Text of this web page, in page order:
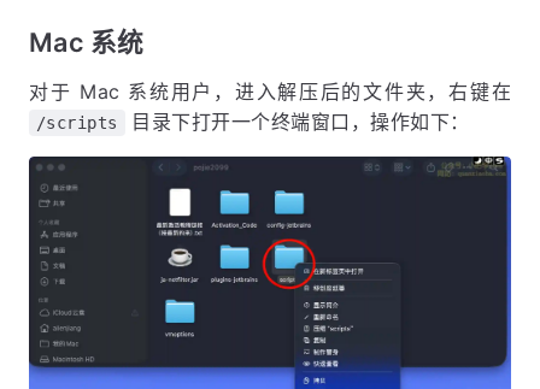
Mac 系统
对于 Mac 系统用户，进入解压后的文件夹，右键在
/scripts 目录下打开一个终端窗口，操作如下：